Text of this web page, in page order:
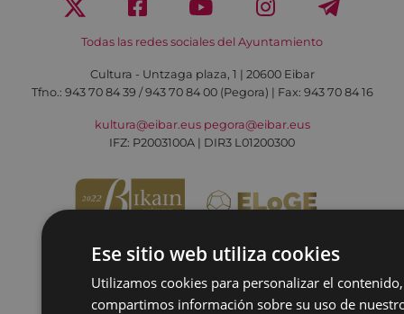
Todas las redes sociales del Ayuntamiento
Cultura - Untzaga plaza, 1 | 20600 Eibar
Tfno.: 943 70 84 39 / 943 70 84 00 (Pegora) | Fax: 943 70 84 16
kultura@eibar.eus pegora@eibar.eus
IFZ: P2003100A | DIR3 L01200300
Ese sitio web utiliza cookies
Utilizamos cookies para personalizar el
compartimos información sobre su uso de